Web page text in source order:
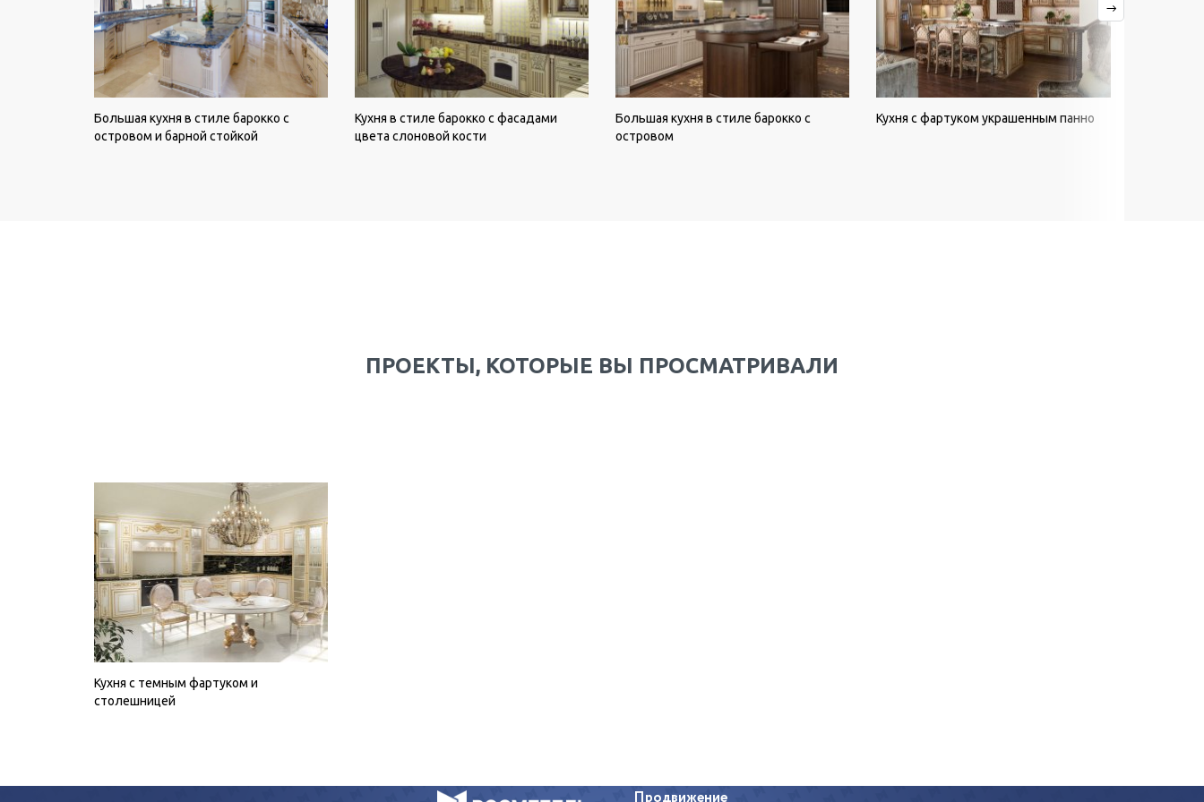
Большая кухня в стиле барокко с
островом и барной стойкой
Кухня в стиле барокко с фасадами
цвета слоновой кости
Большая кухня в стиле барокко с
островом
Кухня с фартуком украшенным панно
ПРОЕКТЫ, КОТОРЫЕ ВЫ ПРОСМАТРИВАЛИ
Кухня с темным фартуком и
столешницей
Продвижение